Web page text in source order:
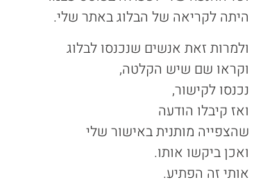
היתה לקריאה של הבלוג באתר שלי.
ולמרות זאת אנשים שנכנסו לבלוג
וקראו שם שיש הקלטה,
נכנסו לקישור,
ואז קיבלו הודעה
שהצפייה מותנית באישור שלי
ואכן ביקשו אותו.
אותי זה הפתיע.